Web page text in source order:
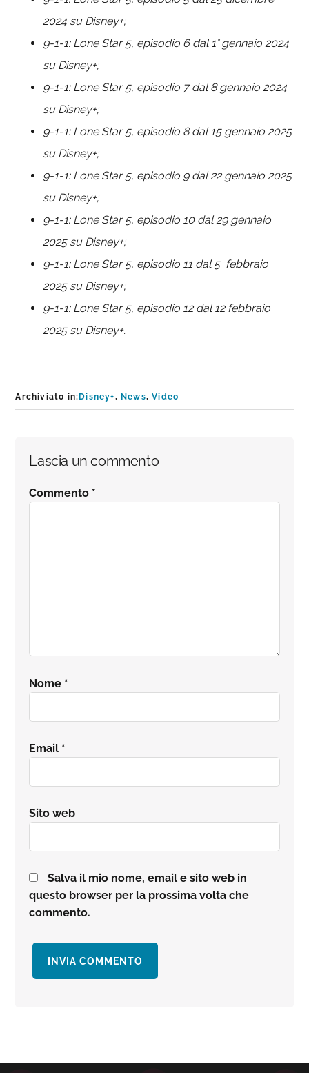
2024 su Disney+;
9-1-1: Lone Star 5, episodio 6 dal 1° gennaio 2024
su Disney+;
9-1-1: Lone Star 5, episodio 7 dal 8 gennaio 2024
su Disney+;
9-1-1: Lone Star 5, episodio 8 dal 15 gennaio 2025
su Disney+;
9-1-1: Lone Star 5, episodio 9 dal 22 gennaio 2025
su Disney+;
9-1-1: Lone Star 5, episodio 10 dal 29 gennaio
2025 su Disney+;
9-1-1: Lone Star 5, episodio 11 dal 5 febbraio
2025 su Disney+;
9-1-1: Lone Star 5, episodio 12 dal 12 febbraio
2025 su Disney+.
Archiviato in:Disney+,News,Video
Interazioni
del
Lascia un commento
Commento *
Nome *
Email *
Sito web
Salva il mio nome, email e sito web in
questo browser per la prossima volta che
commento.